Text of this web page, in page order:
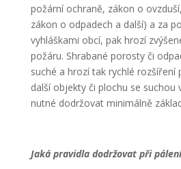
požární ochraně, zákon o
zákon o odpadech a další) a za
vyhláškami obcí, pak hrozí
požáru. Shrabané porosty či
suché a hrozí tak rychlé rozšíření
další objekty či plochu se suchou
nutné dodržovat minimálně
Jaká pravidla dodržovat při